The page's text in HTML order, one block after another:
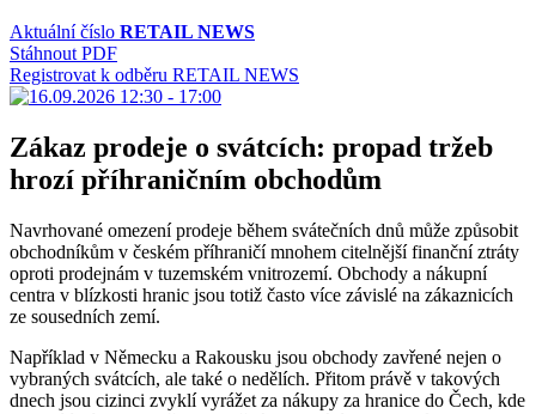
Aktuální číslo RETAIL NEWS
Stáhnout PDF
Registrovat k odběru RETAIL NEWS
Zákaz prodeje o svátcích: propad tržeb
hrozí příhraničním obchodům
Navrhované omezení prodeje během svátečních dnů může způsobit
obchodníkům v českém příhraničí mnohem citelnější finanční ztráty
oproti prodejnám v tuzemském vnitrozemí. Obchody a nákupní
centra v blízkosti hranic jsou totiž často více závislé na zákaznicích
ze sousedních zemí.
Například v Německu a Rakousku jsou obchody zavřené nejen o
vybraných svátcích, ale také o nedělích. Přitom právě v takových
dnech jsou cizinci zvyklí vyrážet za nákupy za hranice do Čech, kde